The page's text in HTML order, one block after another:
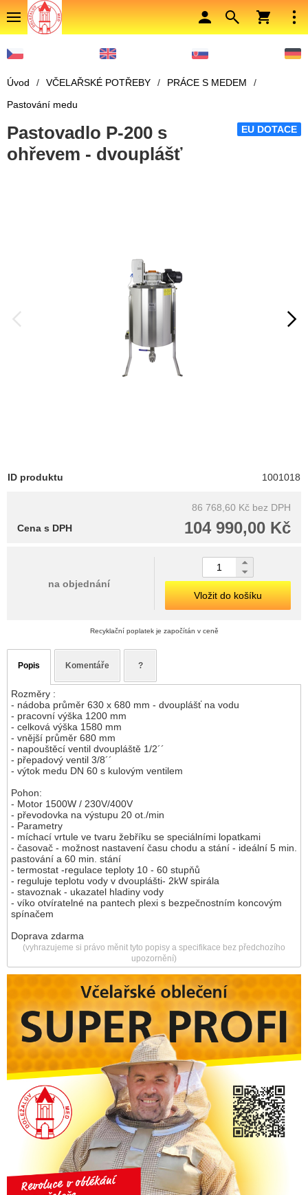
Úvod / VČELAŘSKÉ POTŘEBY / PRÁCE S MEDEM
/
Pastování medu
EU DOTACE
Pastovadlo P-200 s
ohřevem - dvouplášť
ID produktu 1001018
86 768,60 Kč bez DPH
104 990,00 Kč
Cena s DPH
na objednání
Vložit do košíku
Recyklační poplatek je započítán v ceně
Popis Komentáře ?
Rozměry :
- nádoba průměr 630 x 680 mm - dvouplášť na vodu
- pracovní výška 1200 mm
- celková výška 1580 mm
- vnější průměr 680 mm
- napouštěcí ventil dvoupláště 1/2´´
- přepadový ventil 3/8´´
- výtok medu DN 60 s kulovým ventilem
Pohon:
- Motor 1500W / 230V/400V
- převodovka na výstupu 20 ot./min
- Parametry
- míchací vrtule ve tvaru žebříku se speciálními lopatkami
- časovač - možnost nastavení času chodu a stání - ideální 5 min.
pastování a 60 min. stání
- termostat -regulace teploty 10 - 60 stupňů
- reguluje teplotu vody v dvouplášti- 2kW spirála
- stavoznak - ukazatel hladiny vody
- víko otvíratelné na pantech plexi s bezpečnostním koncovým
spínačem
Doprava zdarma
(vyhrazujeme si právo měnit tyto popisy a specifikace bez předchozího
upozornění)